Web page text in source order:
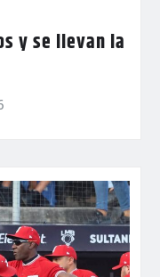
y se llevan la